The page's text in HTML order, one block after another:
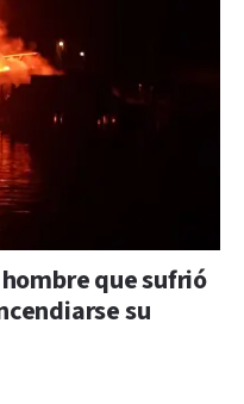
que sufrió
su